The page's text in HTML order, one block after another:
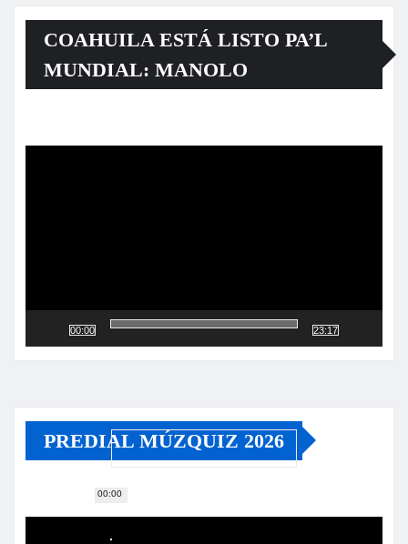
COAHUILA ESTÁ LISTO PA’L
MUNDIAL: MANOLO
00:00
00:00
23:17
PREDIAL MÚZQUIZ 2026
Reproductor